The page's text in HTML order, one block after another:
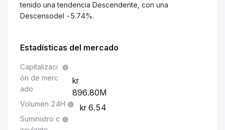
tenido una tendencia Descendente, con una
Descensodel -5.74%.
Estadísticas del mercado
Capitalizaci
ón de merc
ado
896.80M
Volumen 24H 6.54
Suministro c